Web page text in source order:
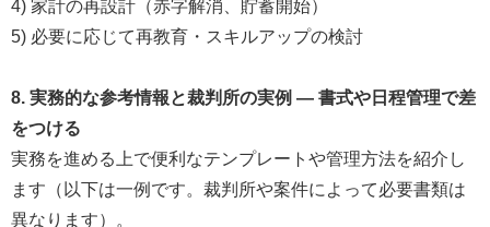
4) 家計の再設計（赤字解消、貯蓄開始）
5) 必要に応じて再教育・スキルアップの検討
8. 実務的な参考情報と裁判所の実例 ― 書式や日程管理で差
をつける
実務を進める上で便利なテンプレートや管理方法を紹介し
ます（以下は一例です。裁判所や案件によって必要書類は
異なります）。